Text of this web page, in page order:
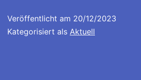
Veröffentlicht am 20/12/2023
Kategorisiert als Aktuell